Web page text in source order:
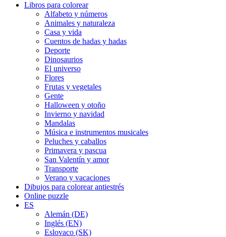
Libros para colorear
Alfabeto y números
Animales y naturaleza
Casa y vida
Cuentos de hadas y hadas
Deporte
Dinosaurios
El universo
Flores
Frutas y vegetales
Gente
Halloween y otoño
Invierno y navidad
Mandalas
Música e instrumentos musicales
Peluches y caballos
Primavera y pascua
San Valentín y amor
Transporte
Verano y vacaciones
Dibujos para colorear antiestrés
Online puzzle
ES
Alemán (DE)
Inglés (EN)
Eslovaco (SK)